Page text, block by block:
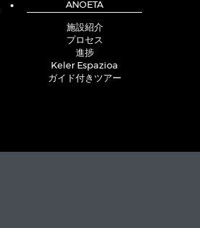
ANOETA
施設紹介
プロセス
進捗
Keler Espazioa
ガイド付きツアー